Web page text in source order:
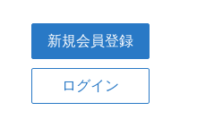
新規会員登録
ログイン